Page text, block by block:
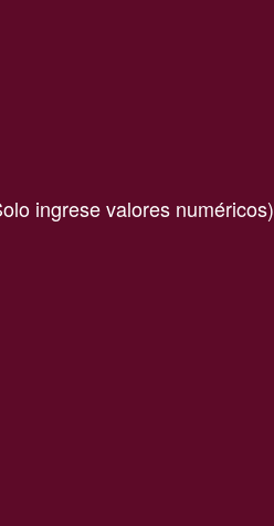
ingrese valores numéricos)